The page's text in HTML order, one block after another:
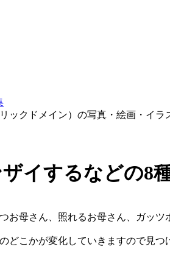
ックドメイン）の写真・絵画・イラ
イするなどの8
お母さん、照れるお母さん、ガッ
どこかが変化していきますので見つ